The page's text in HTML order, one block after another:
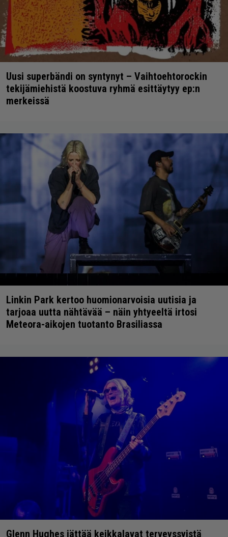
Uusi superbändi on syntynyt – Vaihtoehtorockin
tekijämiehistä koostuva ryhmä esittäytyy ep:n
merkeissä
Linkin Park kertoo huomionarvoisia uutisia ja
tarjoaa uutta nähtävää – näin yhtyeeltä irtosi
Meteora-aikojen tuotanto Brasiliassa
Glenn Hughes jättää keikkalavat terveyssyistä